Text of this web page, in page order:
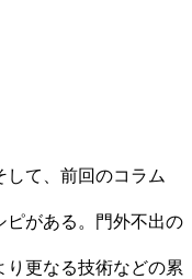
て、前回のコラム
がある。門外不出の
更なる技術などの累